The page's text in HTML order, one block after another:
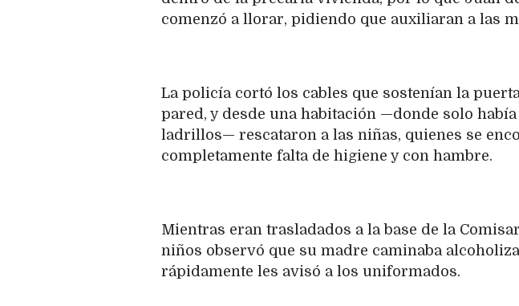
comenzó a llorar, pidiendo que auxiliaran a las
La policía cortó los cables que sostenían la
pared, y desde una habitación —donde solo
ladrillos— rescataron a las niñas, quienes se
completamente falta de higiene y con hambre.
Mientras eran trasladados a la base de la
niños observó que su madre caminaba
rápidamente les avisó a los uniformados.